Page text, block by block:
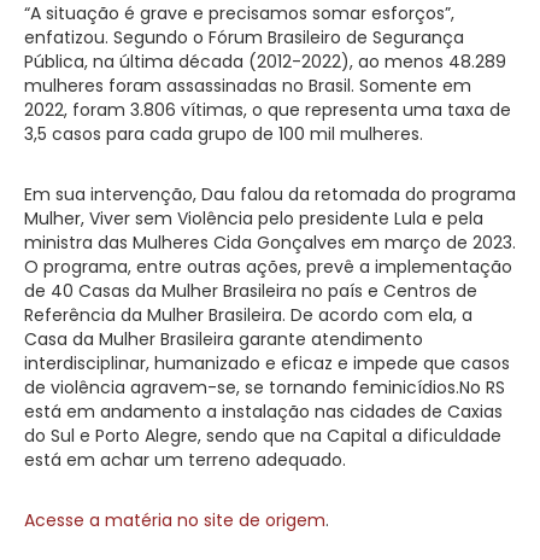
“A situação é grave e precisamos somar esforços”,
enfatizou. Segundo o Fórum Brasileiro de Segurança
Pública, na última década (2012-2022), ao menos 48.289
mulheres foram assassinadas no Brasil. Somente em
2022, foram 3.806 vítimas, o que representa uma taxa de
3,5 casos para cada grupo de 100 mil mulheres.
Em sua intervenção, Dau falou da retomada do programa
Mulher, Viver sem Violência pelo presidente Lula e pela
ministra das Mulheres Cida Gonçalves em março de 2023.
O programa, entre outras ações, prevê a implementação
de 40 Casas da Mulher Brasileira no país e Centros de
Referência da Mulher Brasileira. De acordo com ela, a
Casa da Mulher Brasileira garante atendimento
interdisciplinar, humanizado e eficaz e impede que casos
de violência agravem-se, se tornando feminicídios.No RS
está em andamento a instalação nas cidades de Caxias
do Sul e Porto Alegre, sendo que na Capital a dificuldade
está em achar um terreno adequado.
Acesse a matéria no site de origem.